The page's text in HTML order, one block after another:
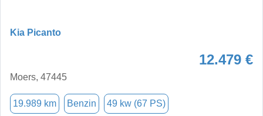
Kia Picanto
12.479 €
Moers, 47445
19.989 km Benzin 49 kw (67 PS)